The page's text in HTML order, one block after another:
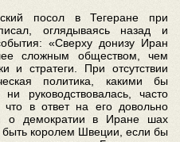
посол в Тегеране при
оглядываясь назад и
«Сверху донизу Иран
сложным обществом, чем
и стратеги. При отсутствии
политика, какими бы
руководствовалась, часто
в ответ на его довольно
о демократии в Иране шах
быть королем Швеции, если бы